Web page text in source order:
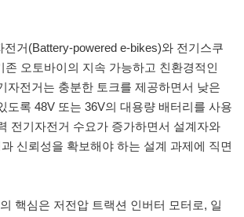
전거(Battery-powered e-bikes)와 전기스쿠
존 오토바이의 지속 가능하고 친환경적인
자전거는 충분한 토크를 제공하면서 낮은
도록 48V 또는 36V의 대용량 배터리를 사용
전기자전거 수요가 증가하면서 설계자와
신뢰성을 확보해야 하는 설계 과제에 직면
핵심은 저전압 트랙션 인버터 모터로, 일